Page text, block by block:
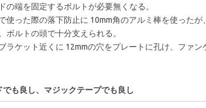
の端を固定するボルトが必要無くなる。
使った際の落下防止に 10mm角のアルミ棒を使った
ボルトの頭で十分支えられる。
ラケット近くに 12mmの穴をプレートに孔け、ファ
でも良し、マジックテープでも良し